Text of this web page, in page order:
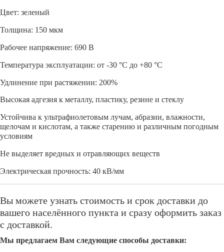
Цвет: зеленый
Толщина: 150 мкм
Рабочее напряжение: 690 В
Температура эксплуатации: от -30 °C до +80 °C
Удлинение при растяжении: 200%
Высокая адгезия к металлу, пластику, резине и стеклу
Устойчива к ультрафиолетовым лучам, абразии, влажности,
щелочам и кислотам, а также старению и различным погодным
условиям
Не выделяет вредных и отравляющих веществ
Электрическая прочность: 40 кВ/мм
Вы можете узнать стоимость и срок доставки до
вашего населённого пункта и сразу оформить заказ
с доставкой.
Мы предлагаем Вам следующие способы доставки: